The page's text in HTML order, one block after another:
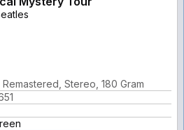
Remastered, Stereo, 180 Gram